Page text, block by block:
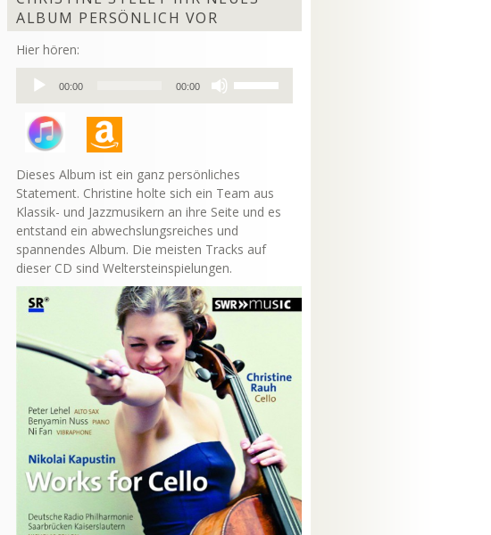
ALBUM PERSÖNLICH VOR
Hier hören:
Audio-
Player
00:00 00:00
Hoch/Runter
zu
regeln.
Dieses Album ist ein ganz persönliches
Statement. Christine holte sich ein Team aus
Klassik- und Jazzmusikern an ihre Seite und es
entstand ein abwechslungsreiches und
spannendes Album. Die meisten Tracks auf
dieser CD sind Weltersteinspielungen.